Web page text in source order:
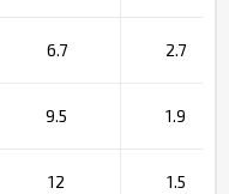
6.7 2.7
9.5 1.9
12 1.5